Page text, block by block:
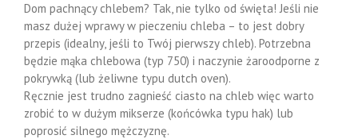
Dom pachnący chlebem? Tak, nie tylko od święta! Jeśli nie
masz dużej wprawy w pieczeniu chleba – to jest dobry
przepis (idealny, jeśli to Twój pierwszy chleb). Potrzebna
będzie mąka chlebowa (typ 750) i naczynie żaroodporne z
pokrywką (lub żeliwne typu dutch oven).
Ręcznie jest trudno zagnieść ciasto na chleb więc warto
zrobić to w dużym mikserze (końcówka typu hak) lub
poprosić silnego mężczyznę.